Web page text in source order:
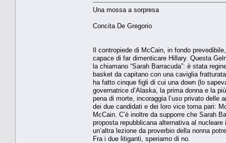
Una mossa a sorpresa
Concita De Gregorio
Il contropiede di McCain, in fondo
capace di far dimenticare Hillary. Questa
la chiamano “Sarah Barracuda”: è stata
basket da capitano con una caviglia
ha fatto cinque figli di cui una down (lo
governatrice d’Alaska, la prima donna e la
pena di morte, incoraggia l’uso privato delle
dei due candidati e dei loro vice torna pari:
McCain. C’è inoltre da supporre che Sarah
proposta repubblicana alternativa al
un’altra lezione da proverbio della nonna
Fra i due litiganti, speriamo di no.